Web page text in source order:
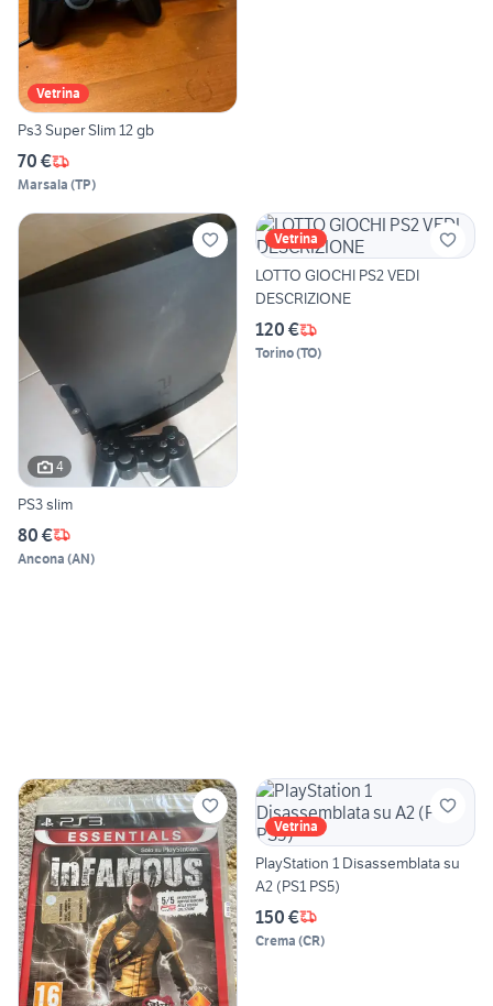
Vetrina
Ps3 Super Slim 12 gb
70 €
Marsala (TP)
4
PS3 slim
80 €
Ancona (AN)
Vetrina
LOTTO GIOCHI PS2 VEDI
DESCRIZIONE
120 €
Torino(TO)
Vetrina
PlayStation 1 Disassemblata su
A2 (PS1 PS5)
150 €
Crema (CR)